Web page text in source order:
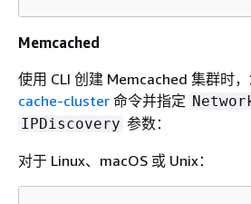
Memcached
使用 CLI 创建 Memcached 集群时
cache-cluster 命令并指定
IPDiscovery 参数：
对于 Linux、macOS 或 Unix：